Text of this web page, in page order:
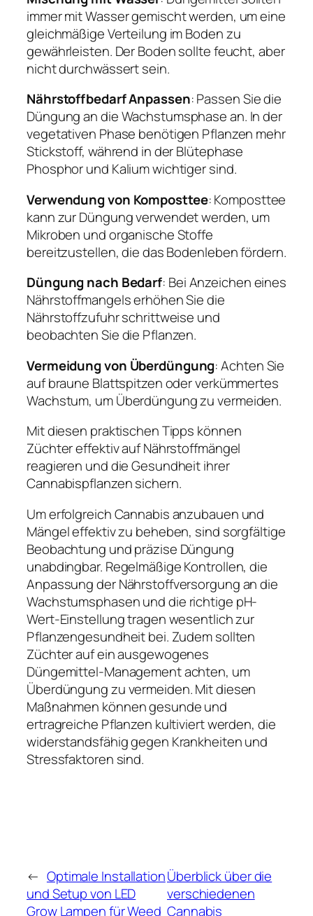
immer mit Wasser gemischt werden, um eine
gleichmäßige Verteilung im Boden zu
gewährleisten. Der Boden sollte feucht, aber
nicht durchwässert sein.
Nährstoffbedarf Anpassen: Passen Sie die
Düngung an die Wachstumsphase an. In der
vegetativen Phase benötigen Pflanzen mehr
Stickstoff, während in der Blütephase
Phosphor und Kalium wichtiger sind.
Verwendung von Komposttee: Komposttee
kann zur Düngung verwendet werden, um
Mikroben und organische Stoffe
bereitzustellen, die das Bodenleben fördern.
Düngung nach Bedarf: Bei Anzeichen eines
Nährstoffmangels erhöhen Sie die
Nährstoffzufuhr schrittweise und
beobachten Sie die Pflanzen.
Vermeidung von Überdüngung: Achten Sie
auf braune Blattspitzen oder verkümmertes
Wachstum, um Überdüngung zu vermeiden.
Mit diesen praktischen Tipps können
Züchter effektiv auf Nährstoffmängel
reagieren und die Gesundheit ihrer
Cannabispflanzen sichern.
Um erfolgreich Cannabis anzubauen und
Mängel effektiv zu beheben, sind sorgfältige
Beobachtung und präzise Düngung
unabdingbar. Regelmäßige Kontrollen, die
Anpassung der Nährstoffversorgung an die
Wachstumsphasen und die richtige pH-
Wert-Einstellung tragen wesentlich zur
Pflanzengesundheit bei. Zudem sollten
Züchter auf ein ausgewogenes
Düngemittel-Management achten, um
Überdüngung zu vermeiden. Mit diesen
Maßnahmen können gesunde und
ertragreiche Pflanzen kultiviert werden, die
widerstandsfähig gegen Krankheiten und
Stressfaktoren sind.
← Optimale Installation
und Setup von LED
Grow Lampen für Weed
Überblick über die
verschiedenen
Cannabis